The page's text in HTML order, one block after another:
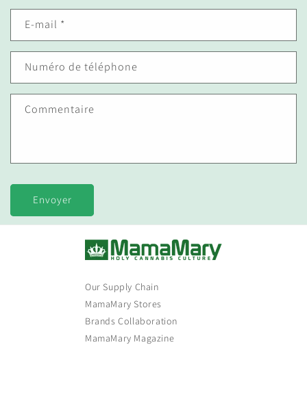
E-mail *
Numéro de téléphone
Commentaire
Envoyer
Our Supply Chain
MamaMary Stores
Brands Collaboration
MamaMary Magazine